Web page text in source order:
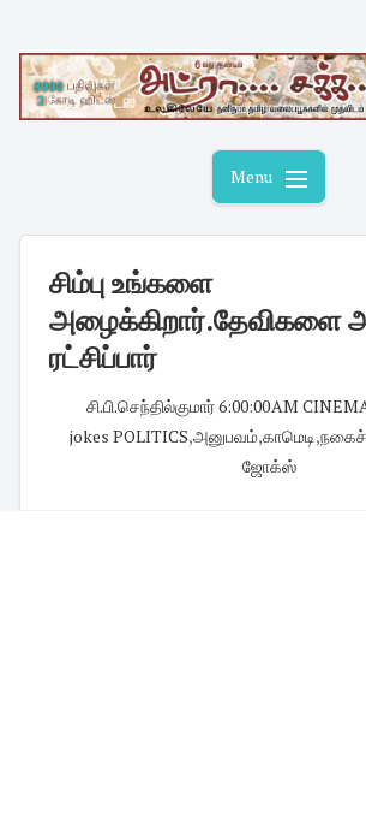
content
Menu
சிம்பு உங்களை
அழைக்கிறார்.தேவிகளை
ரட்சிப்பார்
சி.பி.செந்தில்குமார்6:00:00 AM
jokes POLITICS,அனுபவம்,காமெடி,
ஜோக்ஸ்